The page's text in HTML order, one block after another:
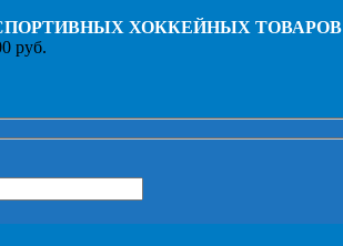
ХОККЕЙНЫХ ТОВАРОВ
руб.